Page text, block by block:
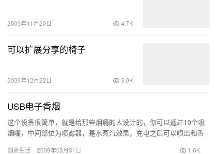
2009年11月20日 4.7K
可以扩展分享的椅子
2009年12月22日 3.0K
USB电子香烟
这个设备很简单，就是给那些烟瘾的人设计的，你可以通过10个吸
烟嘴，中间部位为喷雾器，是水蒸汽效果，充电之后可以喷出和香
创意生活 2009年03月31日 1.6K